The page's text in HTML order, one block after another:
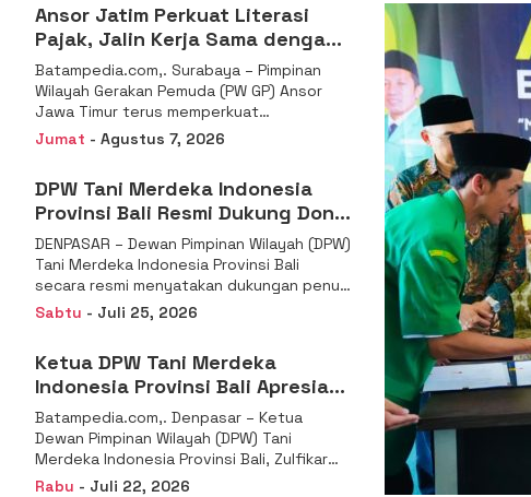
Ansor Jatim Perkuat Literasi
Pajak, Jalin Kerja Sama dengan
DJP se-Jatim
Batampedia.com,. Surabaya – Pimpinan
Wilayah Gerakan Pemuda (PW GP) Ansor
Jawa Timur terus memperkuat
komitmennya dalam membangun
kemandirian ekonomi
Jumat - Agustus 7, 2026
DPW Tani Merdeka Indonesia
Provinsi Bali Resmi Dukung Don
Muzakir Mengisi Jabatan Wakil
Menteri Pertanian RI
DENPASAR – Dewan Pimpinan Wilayah (DPW)
Tani Merdeka Indonesia Provinsi Bali
secara resmi menyatakan dukungan penuh
kepada Ketua Umum
Sabtu - Juli 25, 2026
Ketua DPW Tani Merdeka
Indonesia Provinsi Bali Apresiasi
Penunjukan Dr. Sudaryono
sebagai Kepala Badan Gizi
Nasional
Batampedia.com,. Denpasar – Ketua
Dewan Pimpinan Wilayah (DPW) Tani
Merdeka Indonesia Provinsi Bali, Zulfikar
Wijaya, S.E., menyampaikan ucapan
Rabu - Juli 22, 2026